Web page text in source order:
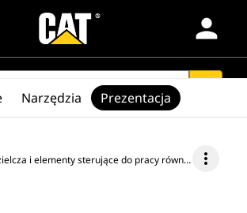
person
i elementy sterujące do pracy równoległej more_vert
Narzędzia Prezentacja